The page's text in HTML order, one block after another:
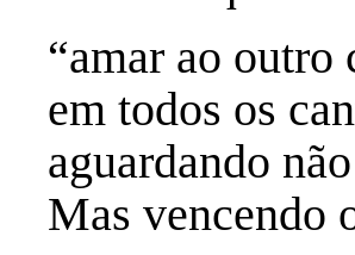
“amar ao outro
em todos os
aguardando
Mas vencendo